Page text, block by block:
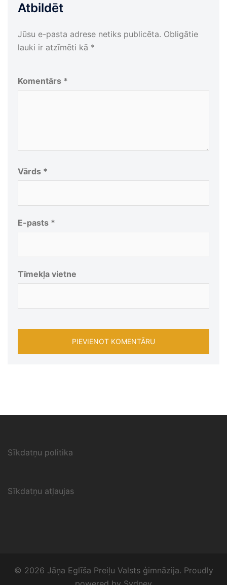
Atbildēt
Jūsu e-pasta adrese netiks publicēta. Obligātie
lauki ir atzīmēti kā *
Komentārs *
Vārds *
E-pasts *
Tīmekļa vietne
Sīkdatņu politika
Sīkdatņu atļaujas
© 2026 Jāņa Eglīša Preiļu Valsts ģimnāzija. Proudly